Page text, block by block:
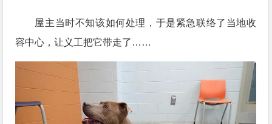
屋主当时不知该如何处理，于是紧急联络了当地收
容中心，让义工把它带走了……